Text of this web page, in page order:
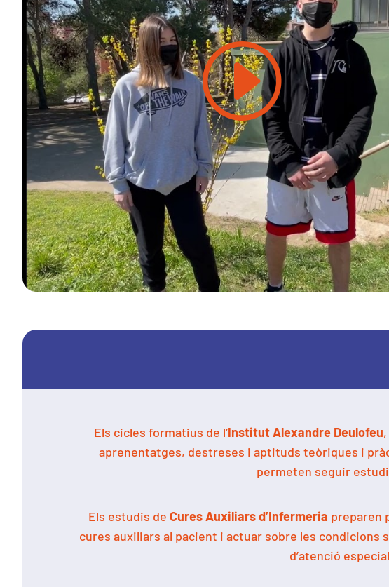
Feu clic per acceptar màrqueting galetes
i activar aquest contingut
Els cicles formatius de l’Institut Alexandre Deulofeu
aprenentatges, destreses i aptituds teòriques i
permeten seguir
Els estudis deCures Auxiliars d’Infermeria preparen
cures auxiliars al pacient i actuar sobre les
d’atenció